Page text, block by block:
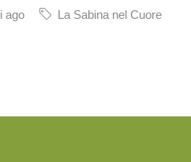
ago La Sabina nel Cuore